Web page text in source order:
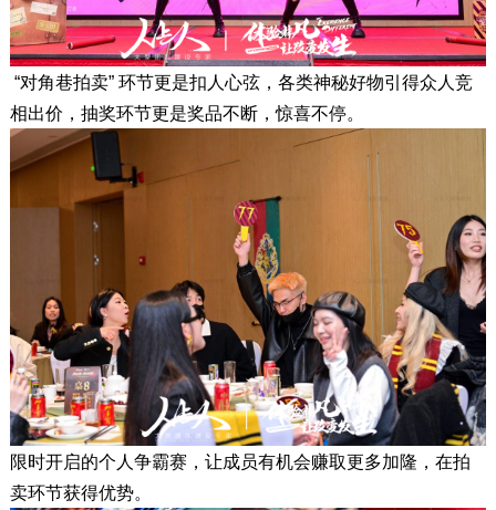
“对角巷拍卖” 环节更是扣人心弦，各类神秘好物引得众人竞
相出价，抽奖环节更是奖品不断，惊喜不停。
限时开启的个人争霸赛，让成员有机会赚取更多加隆，在拍
卖环节获得优势。